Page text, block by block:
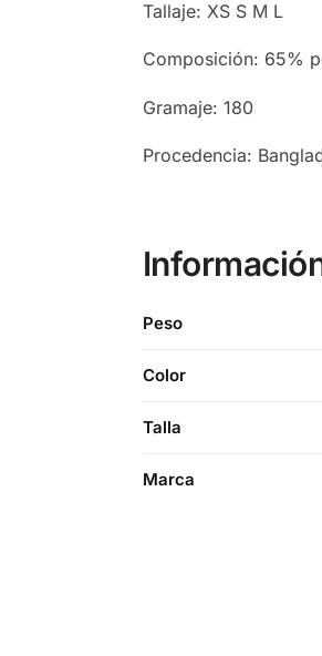
Tallaje: XS S M L
Composición: 65%
Gramaje: 180
Procedencia:
Peso
Color
Talla
Marca